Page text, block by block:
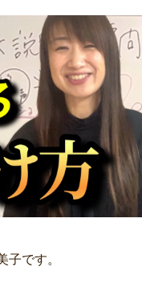
子です。